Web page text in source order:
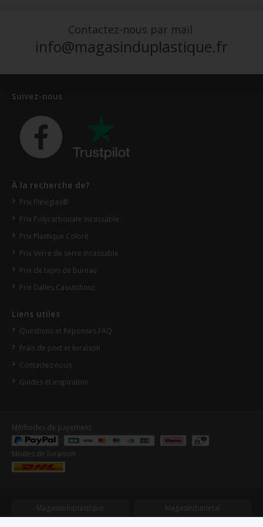
Contactez-nous par mail
info@magasinduplastique.fr
Suivez-nous
À la recherche de?
Prix Plexiglas®
Prix Polycarbonate Incassable
Prix Plastique Coloré
Prix Verre de serre Incassable
Prix de tapis de bureau
Prix Dalles Caoutchouc
Liens utiles
Questions et Réponses FAQ
Frais de port et livraison
Contactez-nous
Guides et inspiration
Méthodes de payement:
Modes de livraison:
Magasinduplastique Magasindumetal